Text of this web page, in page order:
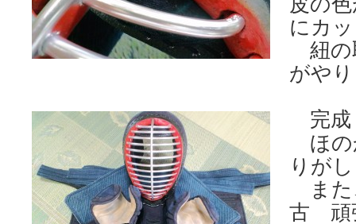
にカ
紐の
がや
完成
ほの
りが
また
古 頑